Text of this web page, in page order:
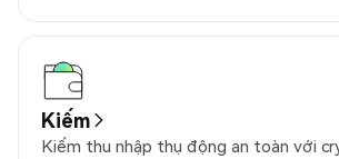
Kiếm
Kiếm thu nhập thụ động an toàn với